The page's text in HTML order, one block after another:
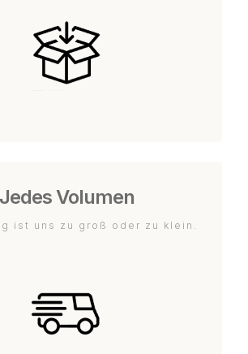
Jedes Volumen
ist uns zu groß oder zu klein.